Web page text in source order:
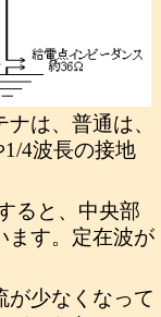
は、普通は、
1/4波長の接地
ると、中央部
ます。定在波が
が少なくなって